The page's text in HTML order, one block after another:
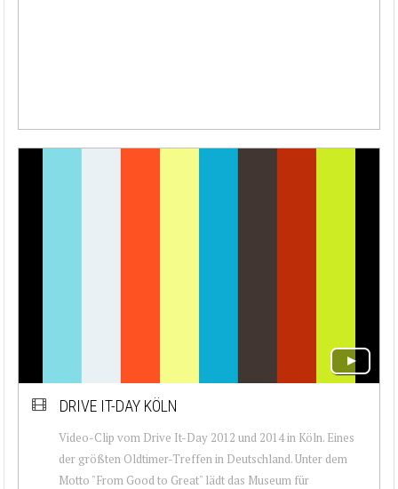
DRIVE IT-DAY KÖLN
Video-Clip vom Drive It-Day 2012 und 2014 in Köln. Eines
der größten Oldtimer-Treffen in Deutschland. Unter dem
Motto "From Good to Great" lädt das Museum für